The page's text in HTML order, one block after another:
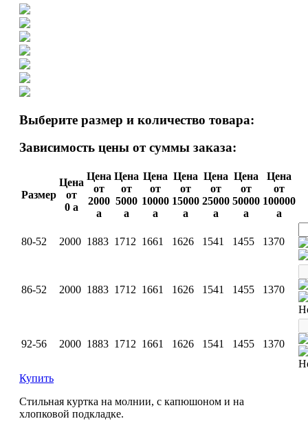
Выберите размер и количество товара:
Зависимость цены от суммы заказа:
Размер
Цена
от
0 a
Цена
от
2000
a
Цена
от
5000
a
Цена
от
10000
a
Цена
от
15000
a
Цена
от
25000
a
Цена
от
50000
a
Цена
от
100000
a
80-52 2000 1883 1712 1661 1626 1541 1455 1370
86-52 2000 1883 1712 1661 1626 1541 1455
1370
92-56 2000 1883 1712 1661 1626 1541 1455
1370
Купить
Стильная куртка на молнии, с капюшоном и на
хлопковой подкладке.